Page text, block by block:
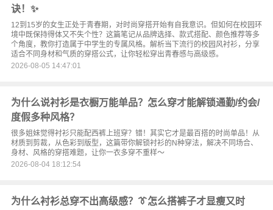
诀！✨
12到15岁的女生正处于青春期，对时尚穿搭开始有自我意识。但如何在校园环
境中既保持得体又不失个性？这篇笔记从品牌选择、款式搭配、颜色推荐等多
个角度，教你打造属于中学生的专属风格。解析当下流行的校园风衬衫，分享
适合不同身材和气质的穿搭公式，让你轻松穿出青春感与高级感。
2026-08-05 14:47:01
为什么说衬衫是衣橱万能单品？怎么穿才能解锁通勤/约会/
度假多种风格？
很多姐妹觉得衬衫只能配西裤上班穿？错！其实它才是最百搭的时尚单品！从
材质到剪裁，从色彩到版型，这篇带你解锁衬衫的N种穿法，解决不同场合、
身材、风格的穿搭难题，让你一衣多穿不重样～
2026-08-04 18:12:54
为什么衬衫总穿不出高级感？👔怎么搭裤子才显瘦又时